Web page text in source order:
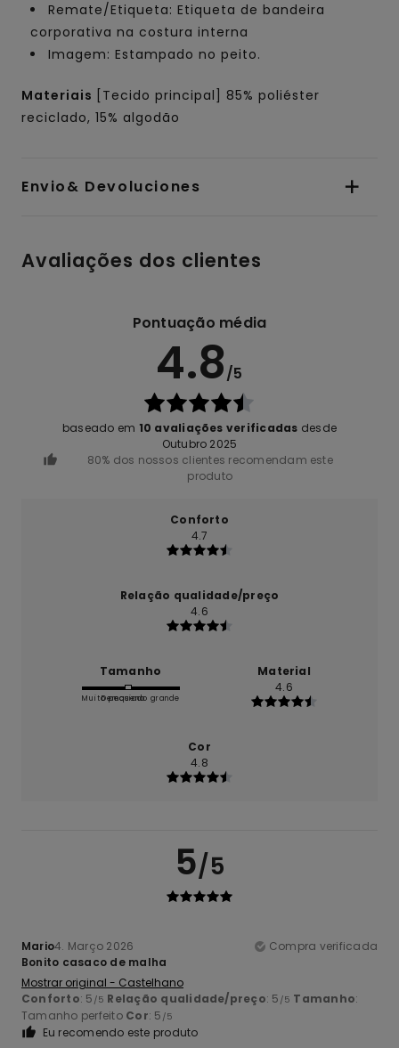
Remate/Etiqueta: Etiqueta de bandeira
corporativa na costura interna
Imagem: Estampado no peito.
Materiais
[Tecido principal] 85% poliéster
reciclado, 15% algodão
Envio& Devoluciones
Avaliações dos clientes
Pontuação média
4.8/5
baseado em 10 avaliações verificadas desde
Outubro 2025
80% dos nossos clientes recomendam este
produto
Conforto
4.7
Relação qualidade/preço
4.6
Tamanho
Muito pequeno
Demasiado grande
Material
4.6
Cor
4.8
5/5
Mario4. Março 2026
Compra verificada
Bonito casaco de malha
Mostrar original - Castelhano
Conforto: 5 /5 Relação qualidade/preço: 5 /5 Tamanho:
Tamanho perfeito Cor: 5 /5
Eu recomendo este produto